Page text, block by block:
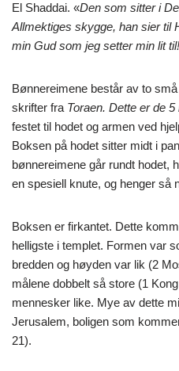
El Shaddai. «Den som sitter i
Allmektiges skygge, han sier til
min Gud som jeg setter min lit
Bønnereimene består av to
skrifter fra Toraen. Dette er de
festet til hodet og armen ved
Boksen på hodet sitter midt i
bønnereimene går rundt hodet,
en spesiell knute, og henger så
Boksen er firkantet. Dette
helligste i templet. Formen var
bredden og høyden var lik (2
målene dobbelt så store (1
mennesker like. Mye av dette
Jerusalem, boligen som
21).